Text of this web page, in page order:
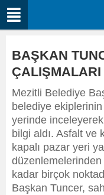
BAŞKAN
Mezitli Belediye
belediye
yerinde
bilgi aldı. Asfalt ve
kapalı pazar yeri
düzenlemelerinden
kadar birçok
Başkan Tuncer,